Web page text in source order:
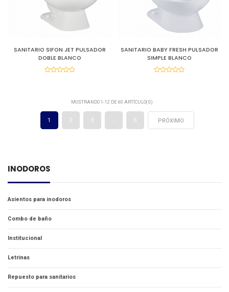
INODOROS
Asientos para inodoros
Combo de baño
Institucional
Letrinas
Repuesto para sanitarios
SANITARIO SIFON JET PULSADOR
DOBLE BLANCO
SANITARIO BABY FRESH PULSADOR
SIMPLE BLANCO
MOSTRANDO 1-12 DE 60 ARTÍCULO(S)
1 2 3 5 PRÓXIMO